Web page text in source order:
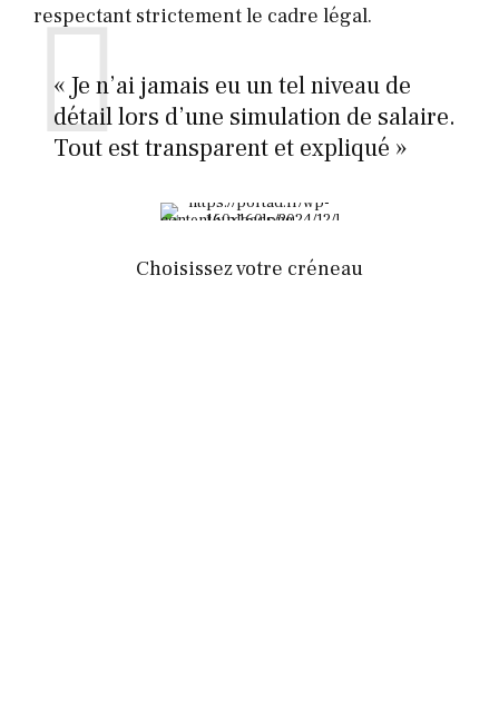
respectant strictement le cadre légal.
« Je n’ai jamais eu un tel niveau de
détail lors d’une simulation de salaire.
Tout est transparent et expliqué »
Choisissez votre créneau